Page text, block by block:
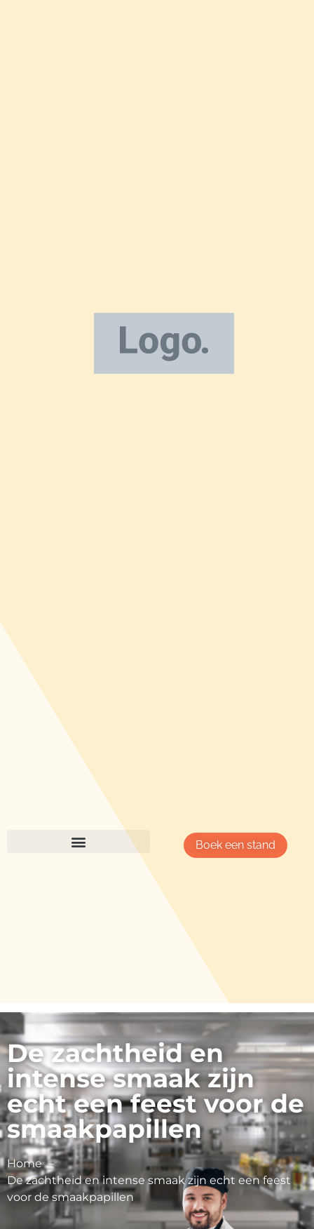
Boek een stand
De zachtheid en
intense smaak zijn
echt een feest voor de
smaakpapillen
Home
De zachtheid en intense smaak zijn echt een feest
voor de smaakpapillen